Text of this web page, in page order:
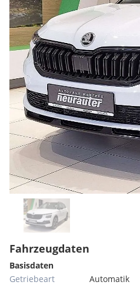
Fahrzeugdaten
Basisdaten
Getriebeart
Automatik